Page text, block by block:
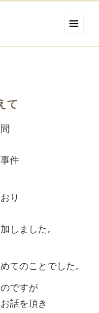
て
件
り
しました。
てのことでした。
ですが
話を頂き